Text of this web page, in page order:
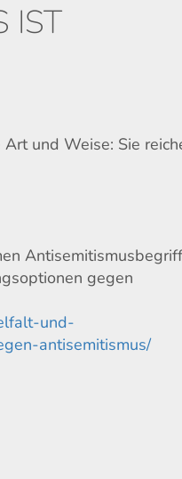
IST
und Weise: Sie
gegen
und-
antisemitismus/